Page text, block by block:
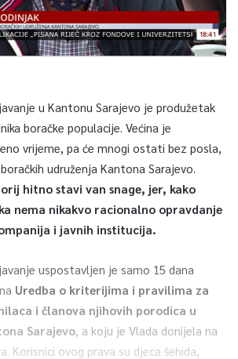
u Kantonu Sarajevo je produžetak
boračke populacije. Većina je
vrijeme, pa će mnogi ostati bez posla,
udruženja Kantona Sarajevo.
hitno stavi van snage, jer, kako
nema nikakvo racionalno opravdanje
i javnih institucija.
uspostavljen je samo 15 dana
Uredba o kriterijima i pravilima za
i članova njihovih porodica u
Sarajevo , a koju je Vlada donijela na
Korisnici ovog prava su djeca šehida,